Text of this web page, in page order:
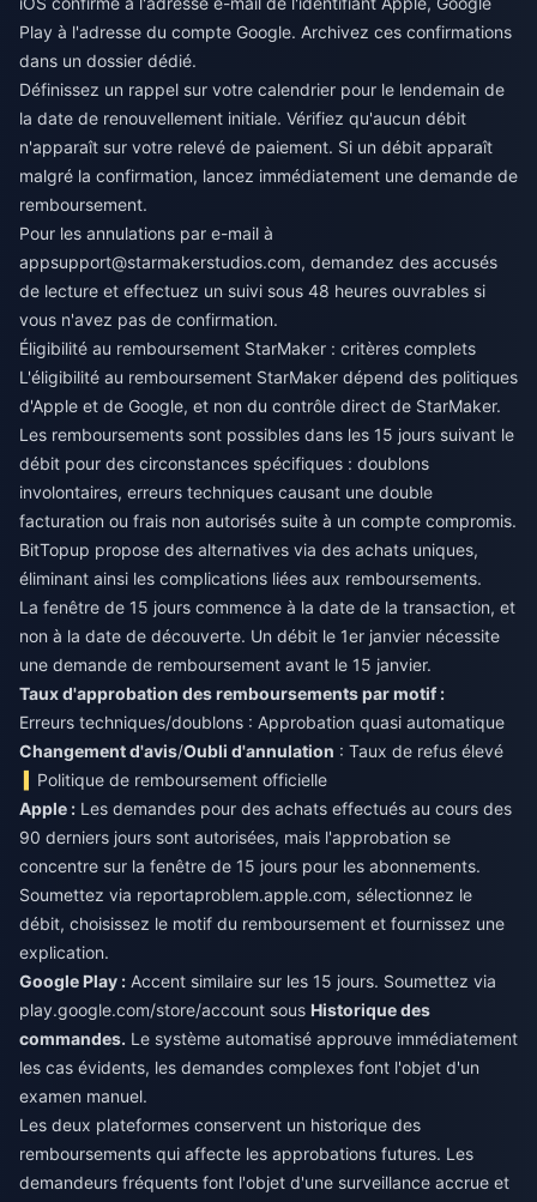
Play à l'adresse du compte Google. Archivez ces confirmations
dans un dossier dédié.
Définissez un rappel sur votre calendrier pour le lendemain de
la date de renouvellement initiale. Vérifiez qu'aucun débit
n'apparaît sur votre relevé de paiement. Si un débit apparaît
malgré la confirmation, lancez immédiatement une demande de
remboursement.
Pour les annulations par e-mail à
appsupport@starmakerstudios.com, demandez des accusés
de lecture et effectuez un suivi sous 48 heures ouvrables si
vous n'avez pas de confirmation.
Éligibilité au remboursement StarMaker : critères complets
L'éligibilité au remboursement StarMaker dépend des politiques
d'Apple et de Google, et non du contrôle direct de StarMaker.
Les remboursements sont possibles dans les 15 jours suivant le
débit pour des circonstances spécifiques : doublons
involontaires, erreurs techniques causant une double
facturation ou frais non autorisés suite à un compte compromis.
BitTopup propose des alternatives via des achats uniques,
éliminant ainsi les complications liées aux remboursements.
La fenêtre de 15 jours commence à la date de la transaction, et
non à la date de découverte. Un débit le 1er janvier nécessite
une demande de remboursement avant le 15 janvier.
Taux d'approbation des remboursements par motif :
Erreurs techniques/doublons : Approbation quasi automatique
Changement d'avis/Oubli d'annulation : Taux de refus élevé
Politique de remboursement officielle
Apple : Les demandes pour des achats effectués au cours des
90 derniers jours sont autorisées, mais l'approbation se
concentre sur la fenêtre de 15 jours pour les abonnements.
Soumettez via reportaproblem.apple.com, sélectionnez le
débit, choisissez le motif du remboursement et fournissez une
explication.
Google Play : Accent similaire sur les 15 jours. Soumettez via
play.google.com/store/account sous Historique des
commandes. Le système automatisé approuve immédiatement
les cas évidents, les demandes complexes font l'objet d'un
examen manuel.
Les deux plateformes conservent un historique des
remboursements qui affecte les approbations futures. Les
demandeurs fréquents font l'objet d'une surveillance accrue et